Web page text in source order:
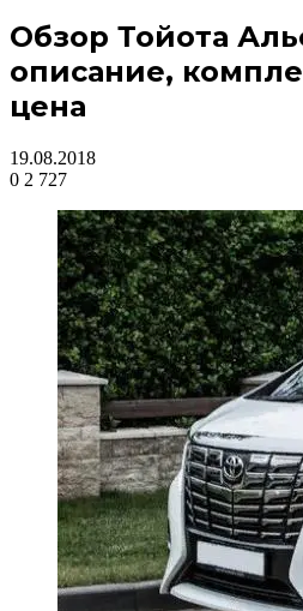
Обзор Тойота
описание,
цена
19.08.2018
0 2 727